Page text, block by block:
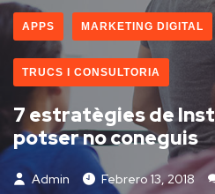
APPS MARKETING DIGITAL
TRUCS I CONSULTORIA
7 estratègies de
potser no coneguis
Admin Febrero 13, 2018